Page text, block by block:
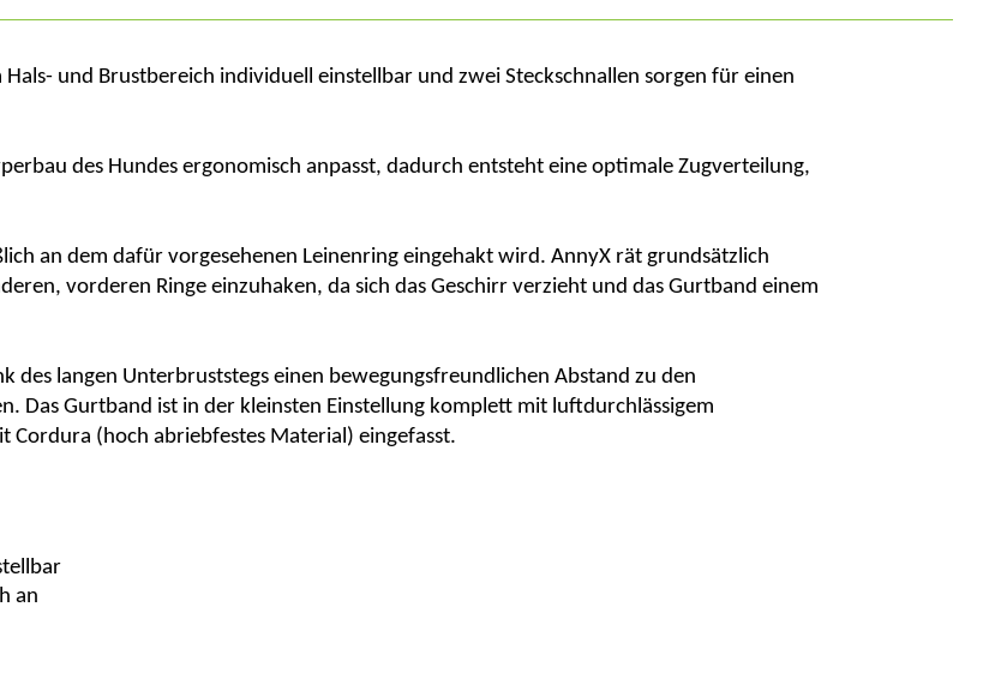
und Brustbereich individuell einstellbar und zwei Steckschnallen sorgen für einen
des Hundes ergonomisch anpasst, dadurch entsteht eine optimale Zugverteilung,
an dem dafür vorgesehenen Leinenring eingehakt wird. AnnyX rät grundsätzlich
vorderen Ringe einzuhaken, da sich das Geschirr verzieht und das Gurtband einem
des langen Unterbruststegs einen bewegungsfreundlichen Abstand zu den
Das Gurtband ist in der kleinsten Einstellung komplett mit luftdurchlässigem
Cordura (hoch abriebfestes Material) eingefasst.
an